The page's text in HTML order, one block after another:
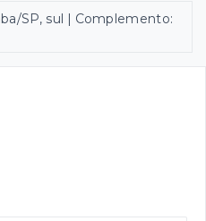
SP, sul | Complemento: